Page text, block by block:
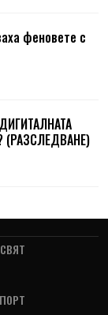
феновете с
СВЯТ